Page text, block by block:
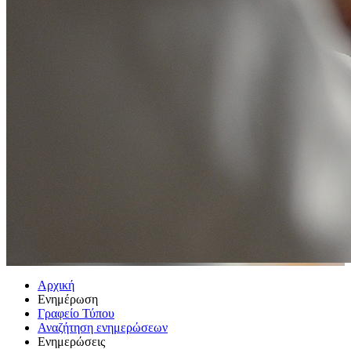
Αρχική
Ενημέρωση
Γραφείο Τύπου
Αναζήτηση ενημερώσεων
Ενημερώσεις